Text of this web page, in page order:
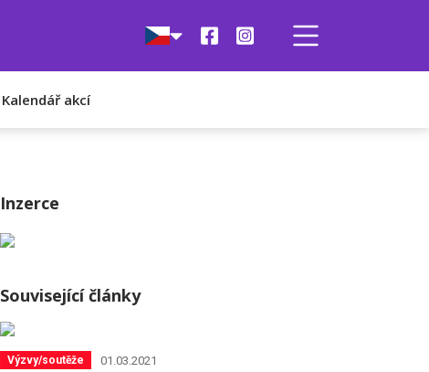
Kalendář akcí
Inzerce
Související články
Výzvy/soutěže 01.03.2021